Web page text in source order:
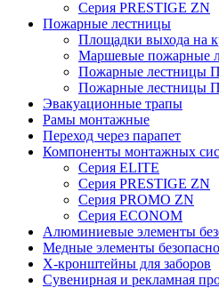
Серия PRESTIGE ZN
Пожарные лестницы
Площадки выхода на
Маршевые пожарные
Пожарные лестницы
Пожарные лестницы
Эвакуационные трапы
Рамы монтажные
Переход через парапет
Компоненты монтажных
Серия ELITE
Серия PRESTIGE ZN
Серия PROMO ZN
Серия ECONOM
Алюминиевые элементы
Медные элементы
X-кронштейны для заборов
Сувенирная и рекламная